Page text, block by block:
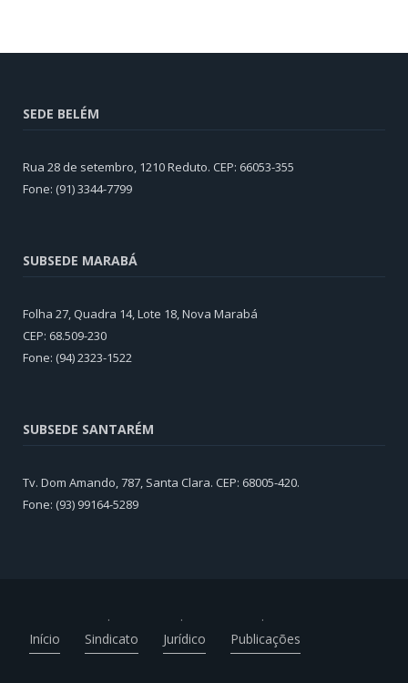
SEDE BELÉM
Rua 28 de setembro, 1210 Reduto. CEP: 66053-355
Fone: (91) 3344-7799
SUBSEDE MARABÁ
Folha 27, Quadra 14, Lote 18, Nova Marabá
CEP: 68.509-230
Fone: (94) 2323-1522
SUBSEDE SANTARÉM
Tv. Dom Amando, 787, Santa Clara. CEP: 68005-420.
Fone: (93) 99164-5289
Início Sindicato Jurídico Publicações